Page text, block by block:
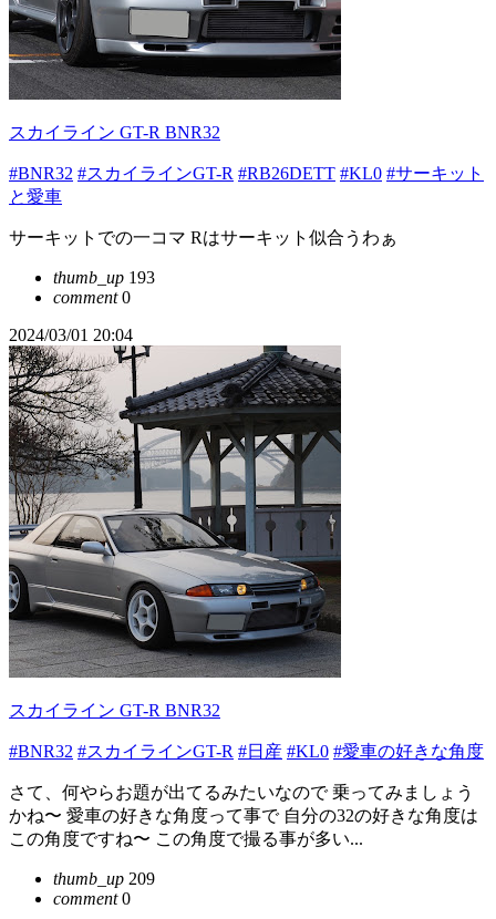
スカイライン GT-R BNR32
#BNR32 #スカイラインGT-R #RB26DETT #KL0 #サーキット
と愛車
サーキットでの一コマ Rはサーキット似合うわぁ
thumb_up 193
comment0
2024/03/01 20:04
スカイライン GT-R BNR32
#BNR32 #スカイラインGT-R #日産 #KL0 #愛車の好きな角度
さて、何やらお題が出てるみたいなので 乗ってみましょう
かね〜 愛車の好きな角度って事で 自分の32の好きな角度は
この角度ですね〜 この角度で撮る事が多い...
thumb_up 209
comment0